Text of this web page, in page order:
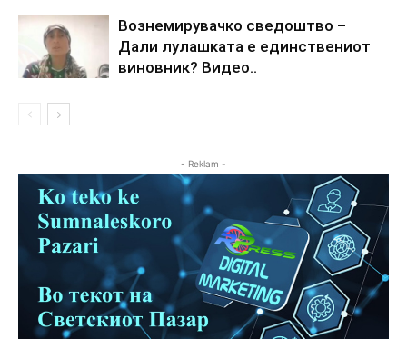
Вознемирувачко сведоштво –
Дали лулашката е единствениот
виновник? Видео..
- Reklam -